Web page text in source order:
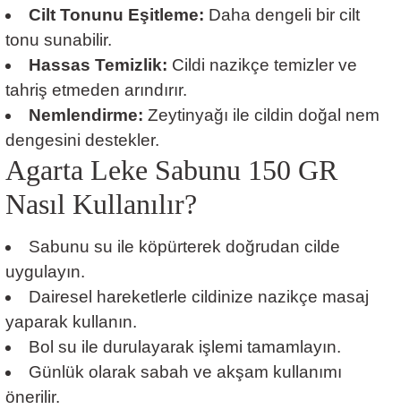
Cilt Tonunu Eşitleme: Daha dengeli bir cilt
tonu sunabilir.
Hassas Temizlik: Cildi nazikçe temizler ve
tahriş etmeden arındırır.
Nemlendirme: Zeytinyağı ile cildin doğal nem
dengesini destekler.
Agarta Leke Sabunu 150 GR
Nasıl Kullanılır?
Sabunu su ile köpürterek doğrudan cilde
uygulayın.
Dairesel hareketlerle cildinize nazikçe masaj
yaparak kullanın.
Bol su ile durulayarak işlemi tamamlayın.
Günlük olarak sabah ve akşam kullanımı
önerilir.